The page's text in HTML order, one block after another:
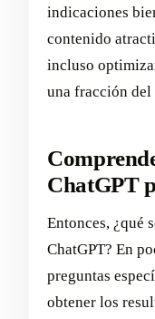
indicaciones
contenido
incluso
una fracción del
ChatGPT
Entonces, ¿qué
ChatGPT? En
preguntas
obtener los